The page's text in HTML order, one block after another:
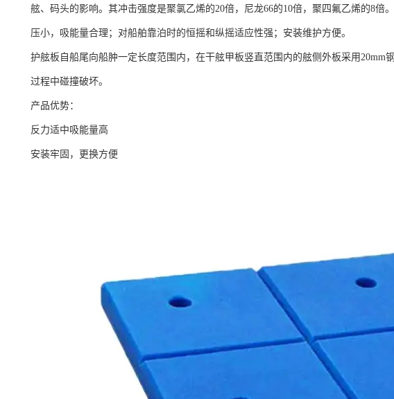
舷、码头的影响。其冲击强度是聚氯乙烯的20倍，尼龙66的10倍，聚四氟乙烯的8倍
压小，吸能量合理；对船舶靠泊时的恒摇和纵摇适应性强；安装维护方便。
护舷板自船尾向船肿一定长度范围内，在干舷甲板竖直范围内的舷侧外板采用20mm
过程中碰撞破坏。
产品优势：
反力适中吸能量高
安装牢固，更换方便